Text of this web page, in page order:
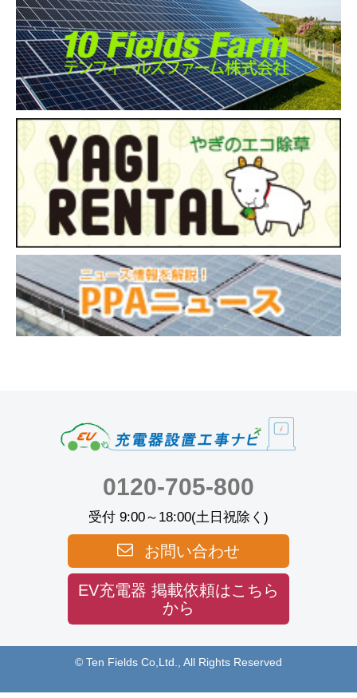
0120-705-800
受付 9:00～18:00(土日祝除く)
お問い合わせ
EV充電器 掲載依頼はこちら
から
© Ten Fields Co,Ltd., All Rights Reserved